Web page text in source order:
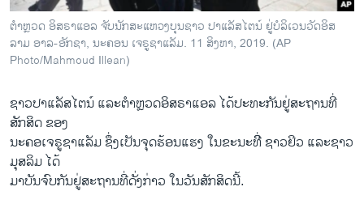
ພາສາອັງກິດ
ວີດີໂອ
ສຽງ
ລາຍການກະຈາຍສຽງ
ລາຍງານ
ຕິດຕາມພວກເຮົາ ທີ່
ພາສາຕ່າງໆ
ຕຳຫຼວດ ອິ​ສ​ຣາ​ແອ​ລ ຈັບ​ນັກ​ສະ​ແຫວງ​ບຸນ​ຊາວ ປາ​ແລັ​ສ​ໄຕ​ນ໌ ຢູ່​ບໍ​ລິ​ເວນວັດ​ອິ​ສ​
ລາມ ອາ​ລ-ອັກ​ຊາ, ນະ​ຄອນ ເຈ​ຣູ​ຊາ​ແລັມ. 11 ສິງ​ຫາ, 2019. (AP
Photo/Mahmoud Illean)
ຊາວປາແລັສໄຕນ໌ ແລະຕຳຫຼວດອິສຣາແອລ ໄດ້ປະທະກັນຢູ່ສະຖານທີ່
ສັກສິດ ຂອງ
ນະຄອເຈຣູຊາແລັມ ຊຶ່ງເປັນຈຸດຮ້ອນແຮງ ໃນຂະນະທີີ່ ຊາວຢິວ ແລະຊາວ
ມຸສລິມ ໄດ້
ມາບັນຈົບກັນຢູ່ສະຖານທີ່ດັ່ງກ່າວ ໃນວັນສັກສິດນີ້.